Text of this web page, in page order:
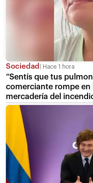
Sociedad Hace 1 hora
“Sentís que tus
comerciante rompe en
mercadería del